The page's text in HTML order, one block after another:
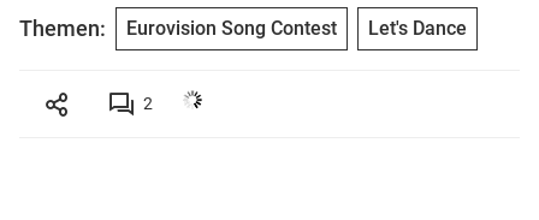
Themen: Eurovision Song Contest Let's Dance
2